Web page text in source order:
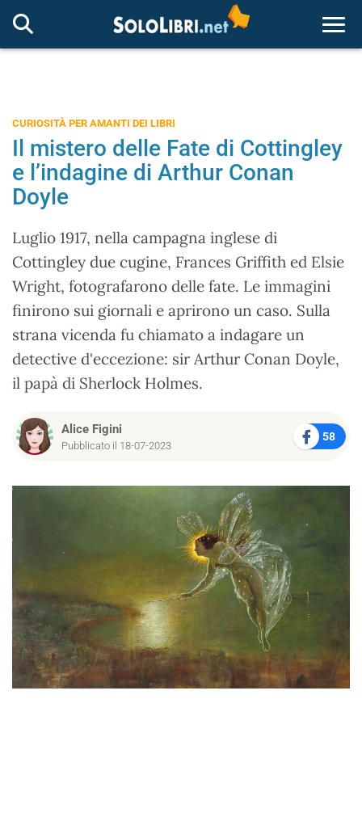
CURIOSITÀ PER AMANTI DEI LIBRI
Il mistero delle Fate di Cottingley
e l’indagine di Arthur Conan
Doyle
Luglio 1917, nella campagna inglese di
Cottingley due cugine, Frances Griffith ed Elsie
Wright, fotografarono delle fate. Le immagini
finirono sui giornali e aprirono un caso. Sulla
strana vicenda fu chiamato a indagare un
detective d'eccezione: sir Arthur Conan Doyle,
il papà di Sherlock Holmes.
Alice Figini
Pubblicato il 18-07-2023
58